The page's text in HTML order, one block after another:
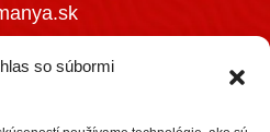
so súbormi